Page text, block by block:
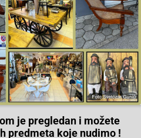
je pregledan i možete
predmeta koje nudimo !